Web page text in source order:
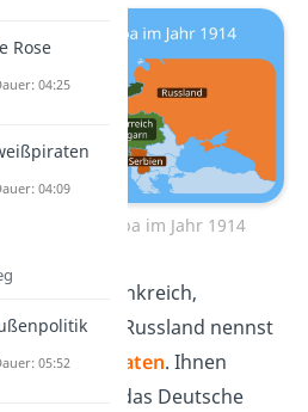
in Europa im Jahr 1914
Frankreich,
und Russland nennst
Entente-Staaten. Ihnen
standen das Deutsche
Rose
04:25
04:09
05:52